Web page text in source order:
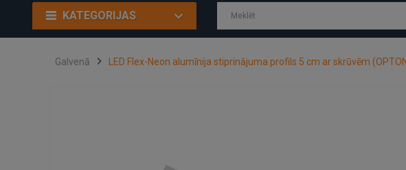
KATEGORIJAS
Galvenā LED Flex-Neon alumīnija stiprinājuma profils 5 cm ar skrūvēm